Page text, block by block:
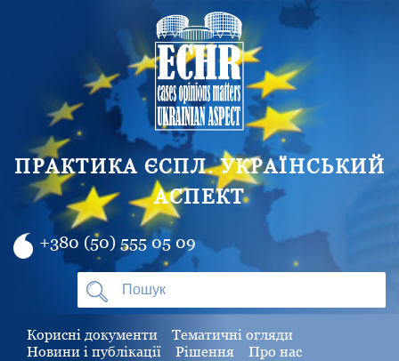
ПРАКТИКА ЄСПЛ. УКРАЇНСЬКИЙ
АСПЕКТ
+380 (50) 555 05 09
Корисні документи
Тематичні огляди
Новини і публікації
Рішення Про нас